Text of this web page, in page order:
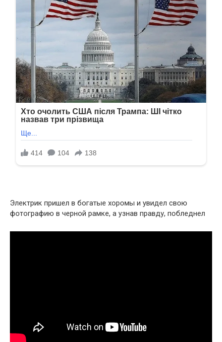
Электрик пришел в богатые хоромы и увидел свою
фотографию в черной рамке, а узнав правду, побледнел